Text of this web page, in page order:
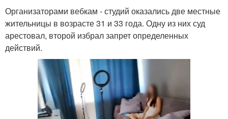
Организаторами вебкам - студий оказались две местные
жительницы в возрасте 31 и 33 года. Одну из них суд
арестовал, второй избрал запрет определенных
действий.